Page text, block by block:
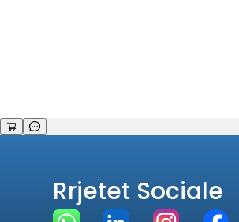
Rrjetet Sociale